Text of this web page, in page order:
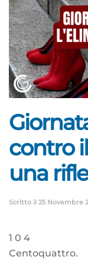
contro
una
Scritto il 25 Novembre
1 0 4
Centoquattro.